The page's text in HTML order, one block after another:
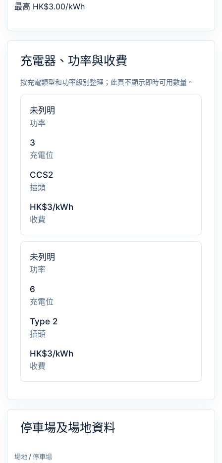
最高 HK$3.00/kWh
充電器、功率與收費
按充電類型和功率級別整理；此頁不顯示即時可用數量。
未列明
功率
3
充電位
CCS2
插頭
HK$3/kWh
收費
未列明
功率
6
充電位
Type 2
插頭
HK$3/kWh
收費
停車場及場地資料
場地 / 停車場